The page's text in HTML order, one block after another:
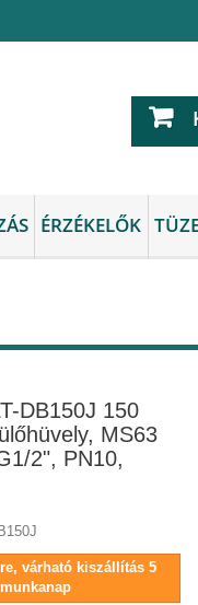
ÉRZÉKELŐK
DB150J 150
MS63
2", PN10,
várható kiszállítás 5
munkanap